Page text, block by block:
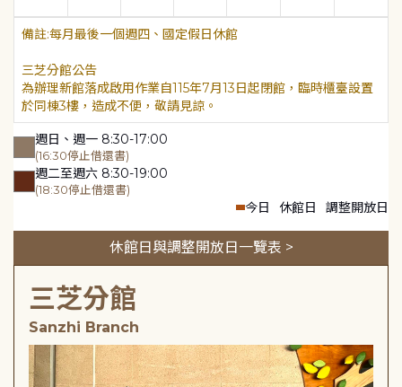
每月最後一個週四、國定假日休館
三芝分館公告
為辦理新館落成啟用作業自115年7月13日起閉館，臨時櫃臺設置
於同棟3樓，造成不便，敬請見諒。
週日、週一 8:30-17:00
(16:30停止借還書)
週二至週六 8:30-19:00
(18:30停止借還書)
今日 休館日 調整開放日
休館日與調整開放日一覽表 >
三芝分館
Sanzhi Branch